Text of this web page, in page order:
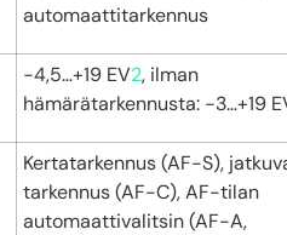
automaattitarkennus
−4,5…+19 EV2, ilman
hämärätarkennusta: −3…+19
Kertatarkennus (AF-S),
tarkennus (AF-C), AF-tilan
automaattivalitsin (AF-A,